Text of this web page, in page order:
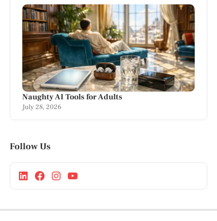
Naughty AI Tools for Adults
July 28, 2026
Follow Us